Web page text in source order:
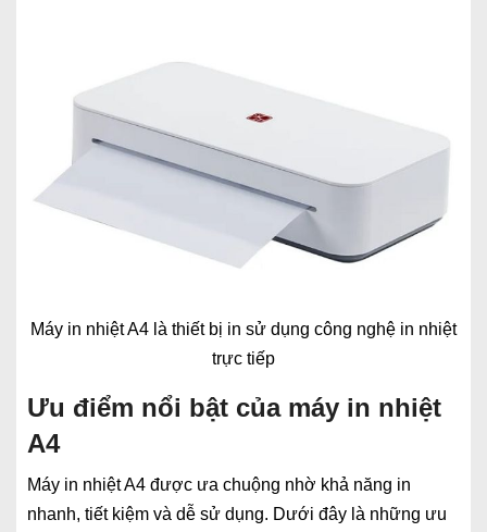
Máy in nhiệt A4 là thiết bị in sử dụng công nghệ in nhiệt
trực tiếp
Ưu điểm nổi bật của máy in nhiệt
A4
Máy in nhiệt A4 được ưa chuộng nhờ khả năng in
nhanh, tiết kiệm và dễ sử dụng. Dưới đây là những ưu